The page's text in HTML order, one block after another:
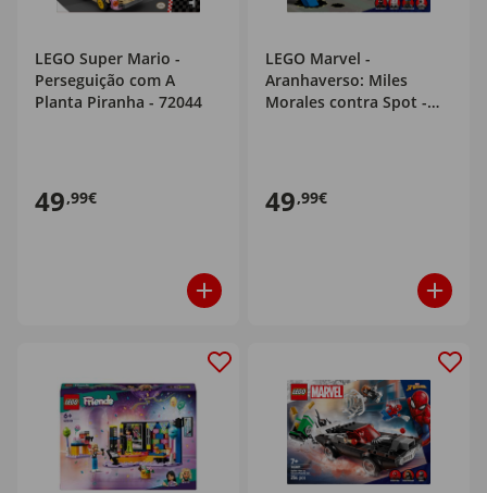
LEGO Super Mario -
Perseguição com A
Planta Piranha - 72044
49,99€
LEGO Marvel -
Aranhaverso: Miles
Morales contra Spot -
49,99€